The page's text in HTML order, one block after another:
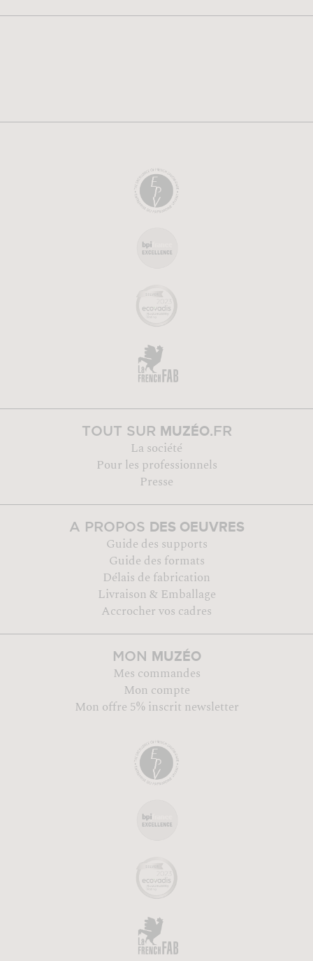
TOUT SUR MUZÉO.FR
La société
Pour les professionnels
Presse
A PROPOS DES OEUVRES
Guide des supports
Guide des formats
Délais de fabrication
Livraison & Emballage
Accrocher vos cadres
MON MUZÉO
Mes commandes
Mon compte
Mon offre 5% inscrit newsletter